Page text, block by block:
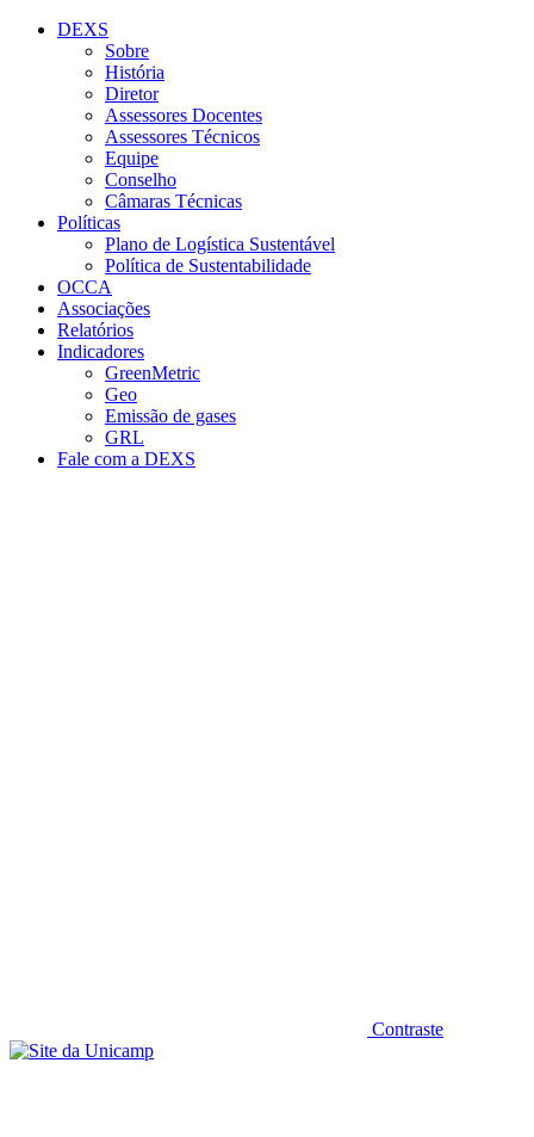
Conteúdo principal
DEXS
Sobre
História
Diretor
Assessores Docentes
Assessores Técnicos
Equipe
Conselho
Câmaras Técnicas
Políticas
Plano de Logística Sustentável
Política de Sustentabilidade
OCCA
Associações
Relatórios
Indicadores
GreenMetric
Geo
Emissão de gases
GRL
Fale com a DEXS
Contraste